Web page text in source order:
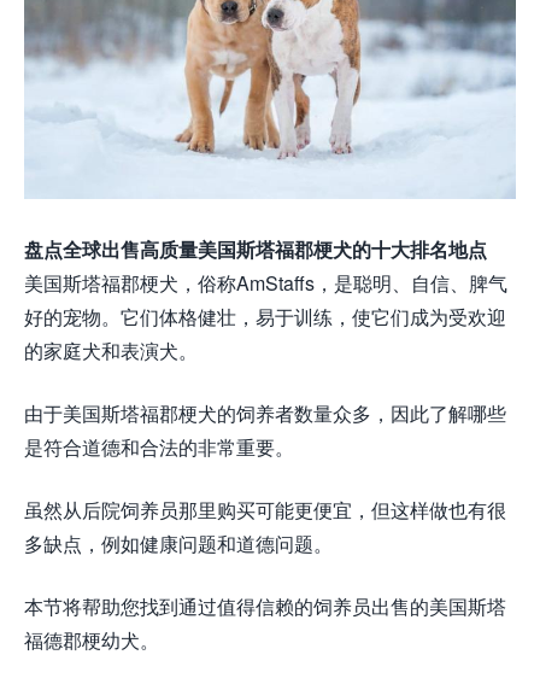
盘点全球出售高质量美国斯塔福郡梗犬的十大排名地点
美国斯塔福郡梗犬，俗称AmStaffs，是聪明、自信、脾气
好的宠物。它们体格健壮，易于训练，使它们成为受欢迎
的家庭犬和表演犬。
由于美国斯塔福郡梗犬的饲养者数量众多，因此了解哪些
是符合道德和合法的非常重要。
虽然从后院饲养员那里购买可能更便宜，但这样做也有很
多缺点，例如健康问题和道德问题。
本节将帮助您找到通过值得信赖的饲养员出售的美国斯塔
福德郡梗幼犬。